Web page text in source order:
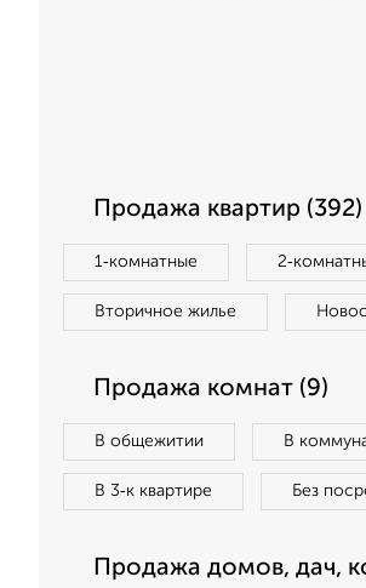
Продажа квартир (392)
1‑комнатные
Вторичное жилье
Продажа комнат (9)
В общежитии В
В 3‑к квартире Без
Продажа домов, дач,